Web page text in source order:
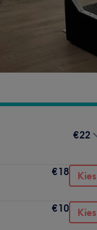
€22
€18 Kies
€10 Kies